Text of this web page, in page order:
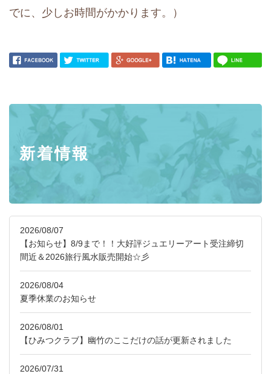
でに、少しお時間がかかります。）
新着情報
2026/08/07
【お知らせ】8/9まで！！大好評ジュエリーアート受注締切
間近＆2026旅行風水販売開始☆彡
2026/08/04
夏季休業のお知らせ
2026/08/01
【ひみつクラブ】幽竹のここだけの話が更新されました
2026/07/31